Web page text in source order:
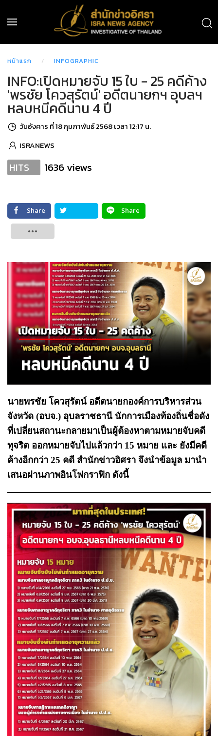
หน้าแรก INFOGRAPHIC
INFO:เปิดหมายจับ 15 ใบ - 25 คดีค้าง
'พรชัย โควสุรัตน์' อดีตนายกฯ อุบลฯ
หลบหนีคดีนาน 4 ปี
วันอังคาร ที่ 18 กุมภาพันธ์ 2568 เวลา 12:17 น.
ISRANEWS
HITS 1636 views
Share
Share
นายพรชัย โควสุรัตน์ อดีตนายกองค์การบริหารส่วน
จังหวัด (อบจ.) อุบลราชธานี นักการเมืองท้องถิ่นชื่อดัง
ที่เปลี่ยนสถานะกลายมาเป็นผู้ต้องหาตามหมายจับคดี
ทุจริต ออกหมายจับไปแล้วกว่า 15 หมาย และ ยังมีคดี
ค้างอีกกว่า 25 คดี สำนักข่าวอิศรา จึงนำข้อมูล มานำ
เสนอผ่านภาพอินโฟกราฟิก ดังนี้